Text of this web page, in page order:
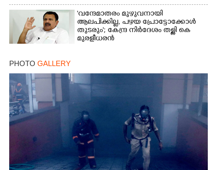
'വന്ദേമാതരം മുഴുവനായി
ആലപിക്കില്ല, പഴയ പ്രോട്ടോക്കോൾ
തുടരും'; കേന്ദ്ര നിർദേശം തള്ളി കെ
മുരളീധരൻ
PHOTO GALLERY